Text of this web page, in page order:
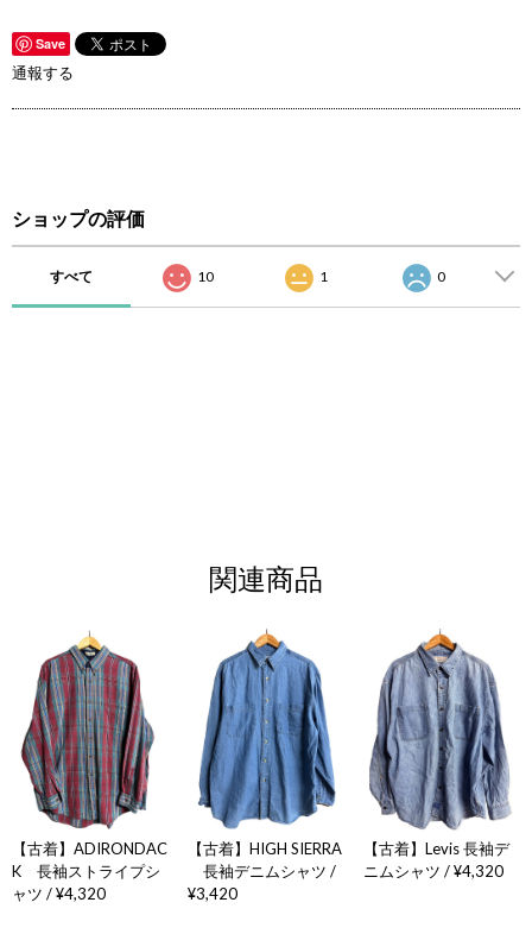
Save
通報する
ショップの評価
すべて 10 1 0
関連商品
【古着】ADIRONDAC
K 長袖ストライプシ
ャツ / ¥4,320
【古着】HIGH SIERRA
長袖デニムシャツ /
¥3,420
【古着】Levis 長袖デ
ニムシャツ / ¥4,320